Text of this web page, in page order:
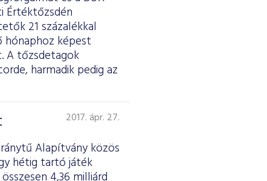
Értéktőzsdén
21 százalékkal
képest
A tőzsdetagok
harmadik pedig az
2017. ápr. 27.
Alapítvány közös
hétig tartó játék
4,36 milliárd